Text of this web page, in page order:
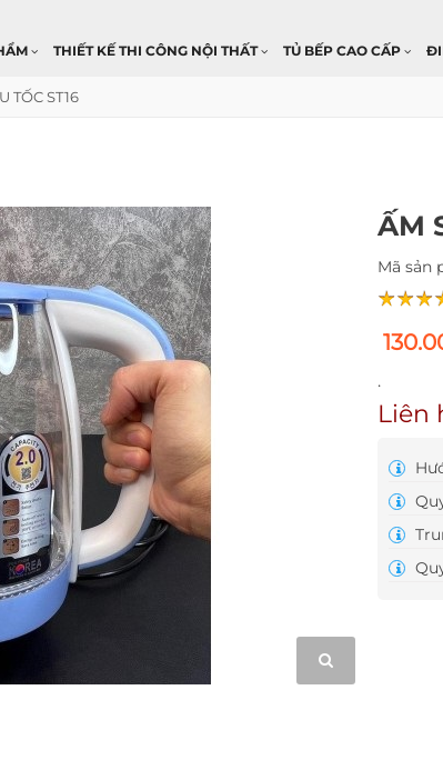
THIẾT KẾ THI CÔNG NỘI THẤT TỦ BẾP CAO CẤP
TỐC ST16
ẤM
Mã sản
.
Liên